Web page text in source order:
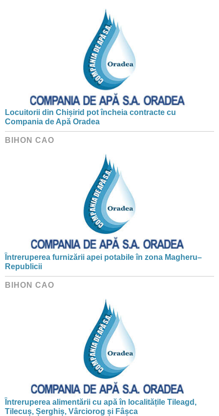
Locuitorii din Chișirid pot încheia contracte cu
Compania de Apă Oradea
BIHON CAO
Întreruperea furnizării apei potabile în zona Magheru–
Republicii
BIHON CAO
Întreruperea alimentării cu apă în localitățile Tileagd,
Tilecuș, Șerghiș, Vârciorog și Fâșca